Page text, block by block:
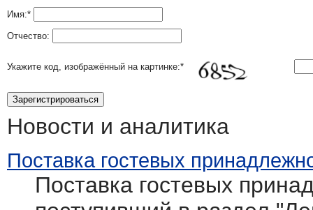
Имя:*
Отчество:
Укажите код, изображённый на картинке:*
Новости и аналитика
Поставка гостевых
Поставка гостевых